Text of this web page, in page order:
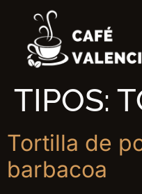
TIPOS:
Tortilla de
barbacoa